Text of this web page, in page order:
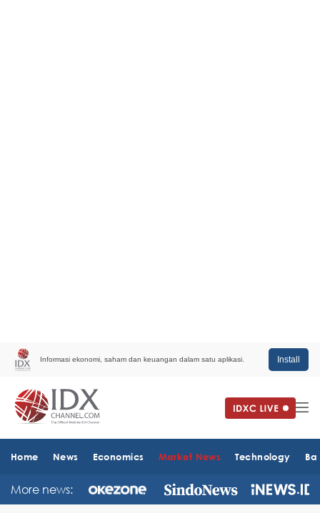
Informasi ekonomi, saham dan keuangan dalam satu aplikasi. Install
Home News Economics Market News Technology
More news: